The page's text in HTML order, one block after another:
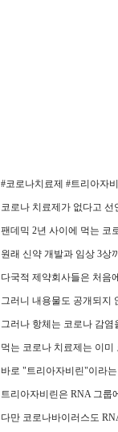
#코로나치료제 #트리아자
코로나 치료제가 없다고
팬데믹 2년 사이에 먹는 코
원래 신약 개발과 임상 3상
다국적 제약회사들은 처음
그러니 내용물도 공개되지
그러나 항체는 코로나 감
먹는 코로나 치료제는 이
바로 "트리아자비린"이라
트리아자비린은 RNA 그룹
다만 코로나바이러스도